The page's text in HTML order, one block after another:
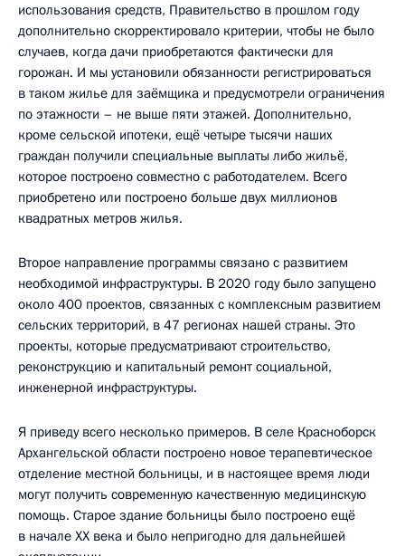
использования средств, Правительство в прошлом году
дополнительно скорректировало критерии, чтобы не было
случаев, когда дачи приобретаются фактически для
горожан. И мы установили обязанности регистрироваться
в таком жилье для заёмщика и предусмотрели ограничения
по этажности – не выше пяти этажей. Дополнительно,
кроме сельской ипотеки, ещё четыре тысячи наших
граждан получили специальные выплаты либо жильё,
которое построено совместно с работодателем. Всего
приобретено или построено больше двух миллионов
квадратных метров жилья.
Второе направление программы связано с развитием
необходимой инфраструктуры. В 2020 году было запущено
около 400 проектов, связанных с комплексным развитием
сельских территорий, в 47 регионах нашей страны. Это
проекты, которые предусматривают строительство,
реконструкцию и капитальный ремонт социальной,
инженерной инфраструктуры.
Я приведу всего несколько примеров. В селе Красноборск
Архангельской области построено новое терапевтическое
отделение местной больницы, и в настоящее время люди
могут получить современную качественную медицинскую
помощь. Старое здание больницы было построено ещё
в начале XX века и было непригодно для дальнейшей